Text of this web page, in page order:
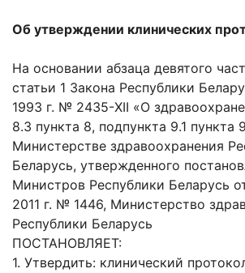
Об утверждении клинических
На основании абзаца девятого
статьи 1 Закона Республики
1993 г. № 2435-XII «О
8.3 пункта 8, подпункта 9.1
Министерстве здравоохранения
Беларусь, утвержденного
Министров Республики Беларусь
2011 г. № 1446, Министерство
Республики Беларусь
ПОСТАНОВЛЯЕТ:
1. Утвердить: клинический